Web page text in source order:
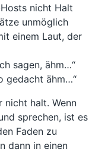
nicht Halt
unmöglich
einem Laut, der
sagen, ähm…“
gedacht ähm…“
nicht halt. Wenn
sprechen, ist es
Faden zu
dann in einen